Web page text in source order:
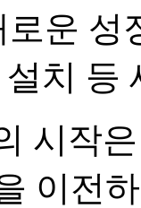
운 성
치 등
시작
이전